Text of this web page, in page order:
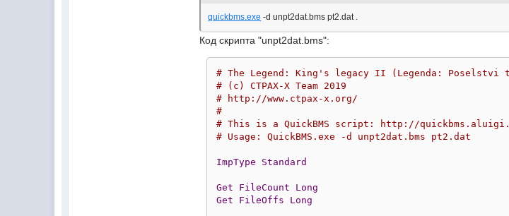
quickbms.exe -d unpt2dat.bms pt2.dat .
Код скрипта "unpt2dat.bms":
# The Legend: King's legacy II (Legenda: Poselstvi
# (c) CTPAX-X Team 2019
# http://www.ctpax-x.org/
#
# This is a QuickBMS script: http://
# Usage: QuickBMS.exe -d unpt2dat.bms pt2.dat
ImpType Standard
Get FileCount
Long
Get
FileOffs Long